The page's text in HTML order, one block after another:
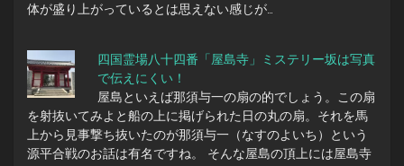
体が盛り上がっているとは思えない感じが…
四国霊場八十四番「屋島寺」ミステリー坂は写真
で伝えにくい！
屋島といえば那須与一の扇の的でしょう。この扇
を射抜いてみよと船の上に掲げられた日の丸の扇。それを馬
上から見事撃ち抜いたのが那須与一（なすのよいち）という
源平合戦のお話は有名ですね。 そんな屋島の頂上には屋島寺